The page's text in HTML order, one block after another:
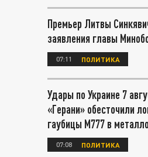
Премьер Литвы
заявления главы
07:11 ПОЛИТИКА
Удары по Украине 7
«Герани» обесточили
гаубицы М777 в
07:08 ПОЛИТИКА